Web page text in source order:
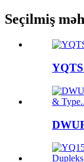
Seçilmiş